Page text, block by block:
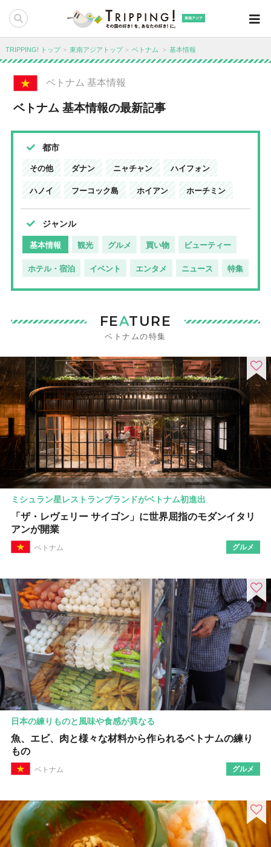
東南アジア
TRIPPING! トップ 東南アジアトップ ベトナム 基本情報
ベトナム 基本情報
ベトナム 基本情報の最新記事
都市
その他 ダナン ニャチャン ハイフォン
ハノイ フーコック島 ホイアン ホーチミン
ジャンル
基本情報 観光 グルメ 買い物 ビューティー
ホテル・宿泊 イベント エンタメ ニュース 特集
FEATURE
ベトナムの特集
ミシュラン星レストランブランドがベトナム初進出
「ザ・レヴェリー サイゴン」に世界屈指のモダンイタリ
アンが開業
ベトナム グルメ
日本の練りものと風味や食感が異なる
魚、エビ、肉と様々な材料から作られるベトナムの練り
もの
ベトナム グルメ